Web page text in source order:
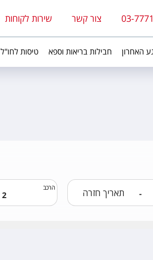
03- צור קשר שירות לקוחות
האחרון חבילות בריאות וספא טיסות לחו"ל
-
הרכב